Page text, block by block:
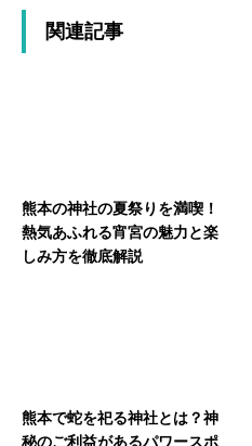
関連記事
熊本の神社の夏祭りを満喫！
熱気あふれる宵宮の魅力と楽
しみ方を徹底解説
熊本で蛇を祀る神社とは？神
秘のご利益があるパワースポ